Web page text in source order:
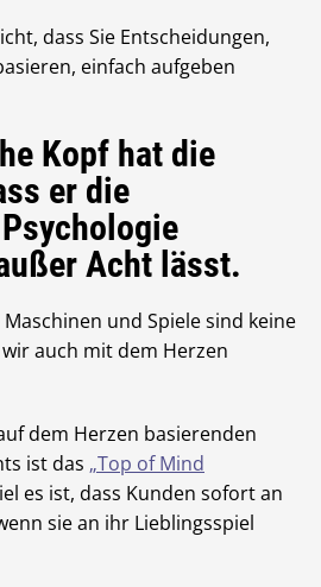
dass Sie Entscheidungen,
einfach aufgeben
Kopf hat die
er die
Acht lässt.
und Spiele sind keine
auch mit dem Herzen
dem Herzen basierenden
ist das „Top of Mind
es ist, dass Kunden sofort an
sie an ihr Lieblingsspiel